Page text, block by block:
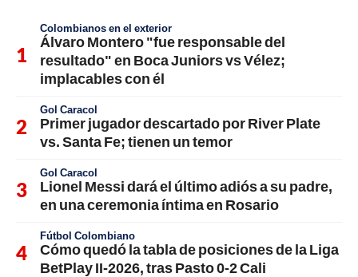
Colombianos en el exterior
Álvaro Montero "fue responsable del
resultado" en Boca Juniors vs Vélez;
implacables con él
Gol Caracol
Primer jugador descartado por River Plate
vs. Santa Fe; tienen un temor
Gol Caracol
Lionel Messi dará el último adiós a su padre,
en una ceremonia íntima en Rosario
Fútbol Colombiano
Cómo quedó la tabla de posiciones de la Liga
BetPlay II-2026, tras Pasto 0-2 Cali